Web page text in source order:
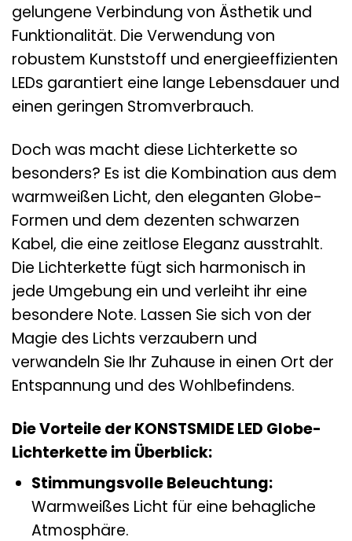
gelungene Verbindung von Ästhetik und
Funktionalität. Die Verwendung von
robustem Kunststoff und energieeffizienten
LEDs garantiert eine lange Lebensdauer und
einen geringen Stromverbrauch.
Doch was macht diese Lichterkette so
besonders? Es ist die Kombination aus dem
warmweißen Licht, den eleganten Globe-
Formen und dem dezenten schwarzen
Kabel, die eine zeitlose Eleganz ausstrahlt.
Die Lichterkette fügt sich harmonisch in
jede Umgebung ein und verleiht ihr eine
besondere Note. Lassen Sie sich von der
Magie des Lichts verzaubern und
verwandeln Sie Ihr Zuhause in einen Ort der
Entspannung und des Wohlbefindens.
Die Vorteile der KONSTSMIDE LED Globe-
Lichterkette im Überblick:
Stimmungsvolle Beleuchtung:
Warmweißes Licht für eine behagliche
Atmosphäre.